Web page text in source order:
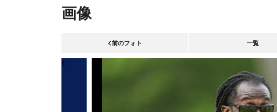
画像
前のフォト 一覧